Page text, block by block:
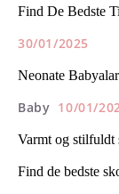
Find De Bedste
30/01/2025
Neonate
Baby 10/01/
Varmt og stilfuldt
Find de bedste